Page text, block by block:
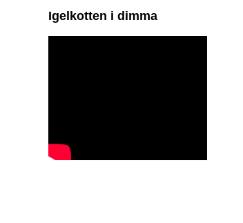
Igelkotten i dimma